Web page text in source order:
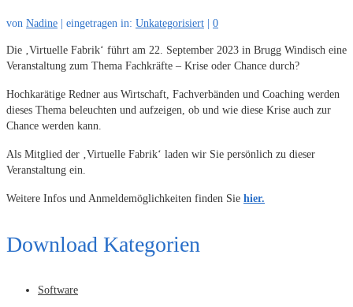
von Nadine | eingetragen in: Unkategorisiert | 0
Die ‚Virtuelle Fabrik‘ führt am 22. September 2023 in Brugg Windisch eine
Veranstaltung zum Thema Fachkräfte – Krise oder Chance durch?
Hochkarätige Redner aus Wirtschaft, Fachverbänden und Coaching werden
dieses Thema beleuchten und aufzeigen, ob und wie diese Krise auch zur
Chance werden kann.
Als Mitglied der ‚Virtuelle Fabrik‘ laden wir Sie persönlich zu dieser
Veranstaltung ein.
Weitere Infos und Anmeldemöglichkeiten finden Sie hier.
Download Kategorien
Software